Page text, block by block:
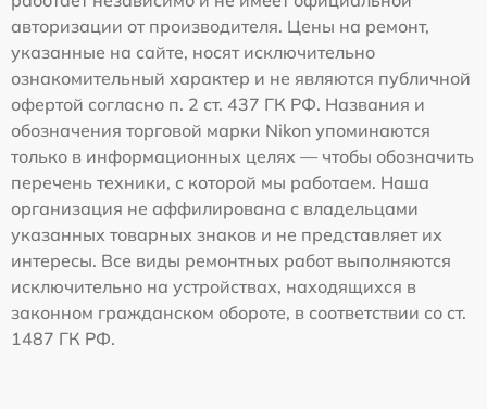
авторизации от производителя. Цены на ремонт,
указанные на сайте, носят исключительно
ознакомительный характер и не являются публичной
офертой согласно п. 2 ст. 437 ГК РФ. Названия и
обозначения торговой марки Nikon упоминаются
только в информационных целях — чтобы обозначить
перечень техники, с которой мы работаем. Наша
организация не аффилирована с владельцами
указанных товарных знаков и не представляет их
интересы. Все виды ремонтных работ выполняются
исключительно на устройствах, находящихся в
законном гражданском обороте, в соответствии со ст.
1487 ГК РФ.